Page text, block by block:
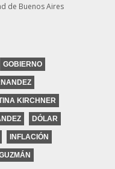
de Buenos Aires
GOBIERNO
KIRCHNER
DÓLAR
INFLACIÓN